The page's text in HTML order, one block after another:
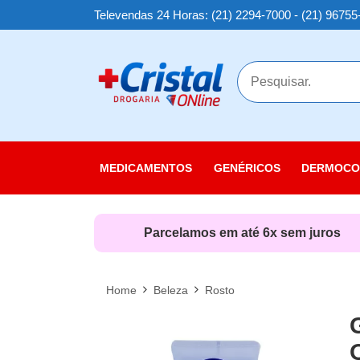
Televendas 24 Horas: (21) 2294-7000 - (21)
MEDICAMENTOS GENÉRICOS
Cuidados
Parcelamos em até 6x sem juros
Home Beleza Rosto